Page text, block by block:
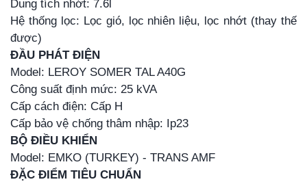
Dung tích nhớt: 7.6l
Hệ thống lọc: Lọc gió, lọc nhiên liệu, lọc nhớt (thay thế
được)
ĐẦU PHÁT ĐIỆN
Model: LEROY SOMER TAL A40G
Công suất định mức: 25 kVA
Cấp cách điện: Cấp H
Cấp bảo vệ chống thâm nhập: Ip23
BỘ ĐIỀU KHIỂN
Model: EMKO (TURKEY) - TRANS AMF
ĐẶC ĐIỂM TIÊU CHUẨN